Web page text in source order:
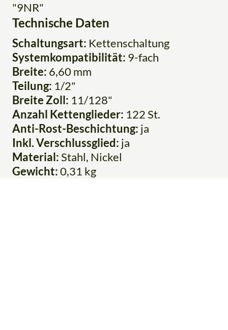
"9NR"
Technische Daten
Schaltungsart: Kettenschaltung
Systemkompatibilität: 9-fach
Breite: 6,60 mm
Teilung: 1/2"
Breite Zoll: 11/128"
Anzahl Kettenglieder: 122 St.
Anti-Rost-Beschichtung: ja
Inkl. Verschlussglied: ja
Material:Stahl, Nickel
Gewicht:0,31 kg